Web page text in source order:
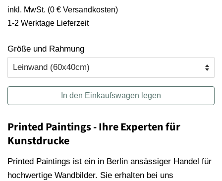
inkl. MwSt. (0 € Versandkosten)
1-2 Werktage Lieferzeit
Größe und Rahmung
In den Einkaufswagen legen
Printed Paintings - Ihre Experten für
Kunstdrucke
Printed Paintings ist ein in Berlin ansässiger Handel für
hochwertige Wandbilder. Sie erhalten bei uns